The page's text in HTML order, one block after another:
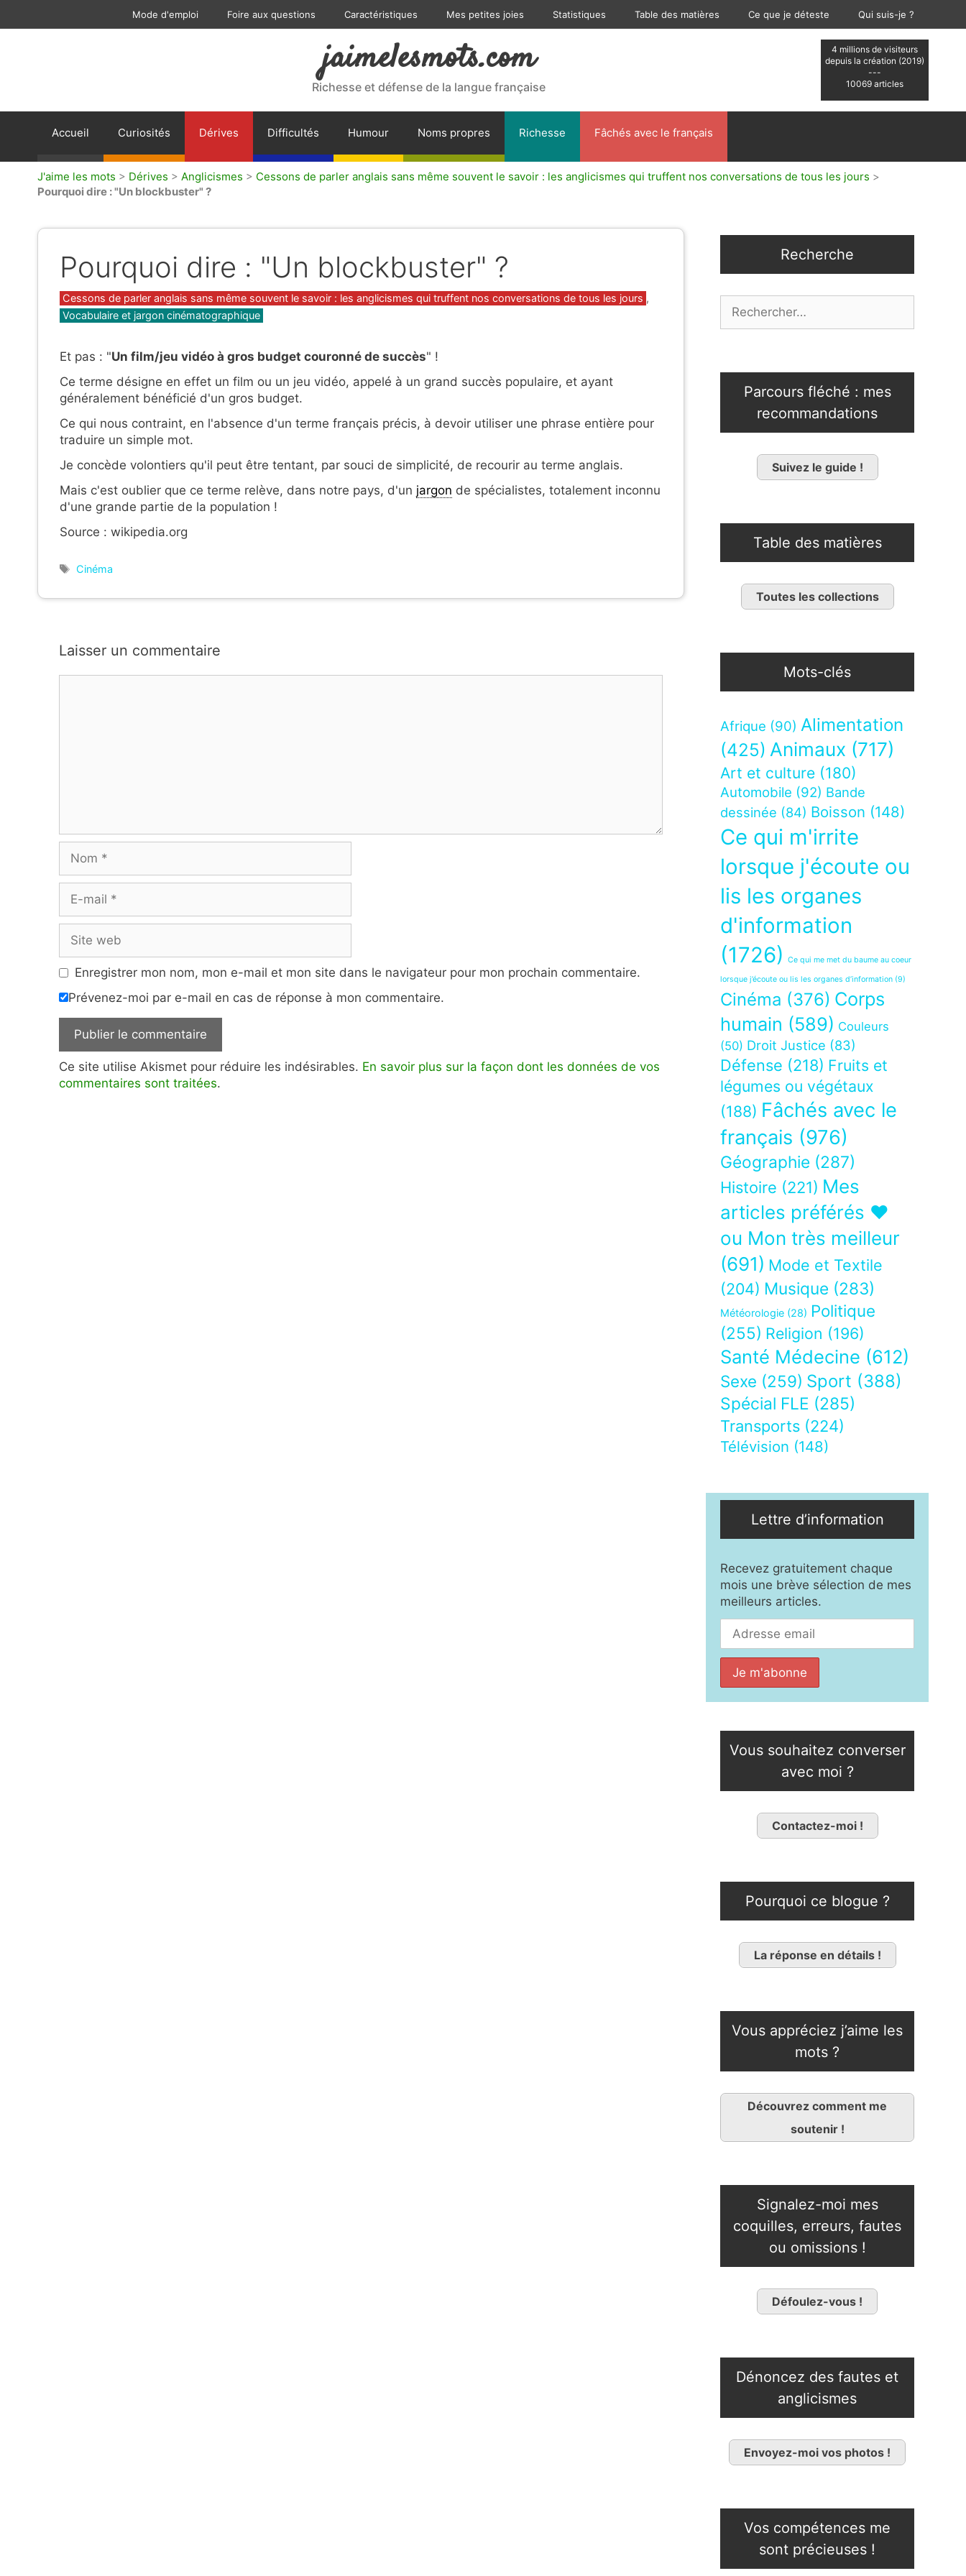
Mode d'emploi Foire aux questions Caractéristiques Mes petites joies Statistiques Table des matières Ce que je déteste Qui suis-je ?
4 millions de visiteurs
depuis la création (2019)
---
10069 articles
jaimelesmots.com
Richesse et défense de la langue française
Accueil Curiosités Dérives Difficultés Humour Noms propres Richesse Fâchés avec le français
J'aime les mots > Dérives > Anglicismes > Cessons de parler anglais sans même souvent le savoir : les anglicismes qui truffent nos conversations de tous les jours >
Pourquoi dire : "Un blockbuster" ?
Pourquoi dire : "Un blockbuster" ?
Catégories
Cessons de parler anglais sans même souvent le savoir : les anglicismes qui truffent nos conversations de tous les jours ,
Vocabulaire et jargon cinématographique
Et pas : "Un film/jeu vidéo à gros budget couronné de succès" !
Ce terme désigne en effet un film ou un jeu vidéo, appelé à un grand succès populaire, et ayant
généralement bénéficié d'un gros budget.
Ce qui nous contraint, en l'absence d'un terme français précis, à devoir utiliser une phrase entière pour
traduire un simple mot.
Je concède volontiers qu'il peut être tentant, par souci de simplicité, de recourir au terme anglais.
Mais c'est oublier que ce terme relève, dans notre pays, d'un jargon de spécialistes, totalement inconnu
d'une grande partie de la population !
Source : wikipedia.org
Étiquettes
Cinéma
Laisser un commentaire
mail
web
Enregistrer mon nom, mon e-mail et mon site dans le navigateur pour mon prochain commentaire.
Prévenez-moi par e-mail en cas de réponse à mon commentaire.
Ce site utilise Akismet pour réduire les indésirables. En savoir plus sur la façon dont les données de vos
commentaires sont traitées.
Recherche
Parcours fléché : mes
recommandations
Suivez le guide !
Table des matières
Toutes les collections
Mots-clés
Afrique (90) Alimentation
(425) Animaux (717)
Art et culture (180)
Automobile (92) Bande
dessinée (84) Boisson (148)
Ce qui m'irrite
lorsque j'écoute ou
lis les organes
d'information
(1726)
Ce qui me met du baume au coeur
lorsque j’écoute ou lis les organes d’information (9)
Cinéma (376) Corps
humain (589) Couleurs
(50) Droit Justice (83)
Défense (218) Fruits et
légumes ou végétaux
(188) Fâchés avec le
français (976)
Géographie (287)
Histoire (221) Mes
articles préférés ❤
ou Mon très meilleur
(691) Mode et Textile
(204) Musique (283)
Météorologie (28) Politique
(255) Religion (196)
Santé Médecine (612)
Sexe (259) Sport (388)
Spécial FLE (285)
Transports (224)
Télévision (148)
Lettre d’information
Recevez gratuitement chaque
mois une brève sélection de mes
meilleurs articles.
Vous souhaitez converser
avec moi ?
Contactez-moi !
Pourquoi ce blogue ?
La réponse en détails !
Vous appréciez j’aime les
mots ?
Découvrez comment me
soutenir !
Signalez-moi mes
coquilles, erreurs, fautes
ou omissions !
Défoulez-vous !
Dénoncez des fautes et
anglicismes
Envoyez-moi vos photos !
Vos compétences me
sont précieuses !